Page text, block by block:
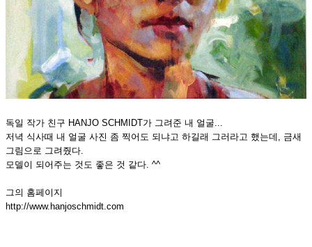
독일 작가 친구 HANJO SCHMIDT가 그려준 내 얼굴...
저녁 식사때 내 얼굴 사진 좀 찍어도 되냐고 하길래 그러라고 했는데, 금새
그림으로 그려줬다.
모델이 되어주는 것도 좋은 것 같다. ^^
그의 홈페이지
http://www.hanjoschmidt.com